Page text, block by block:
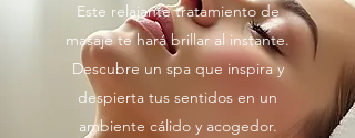
Este relajante tratamiento de
masaje te hará brillar al instante.
Descubre un spa que inspira y
despierta tus sentidos en un
ambiente cálido y acogedor.